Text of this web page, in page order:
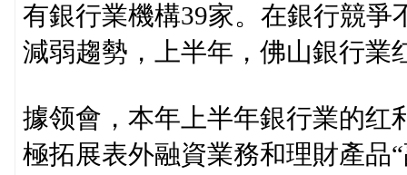
有銀行業機構39家。在銀行競
減弱趨勢，上半年，佛山銀行業
據领會，本年上半年銀行業的红
極拓展表外融資業務和理財產品